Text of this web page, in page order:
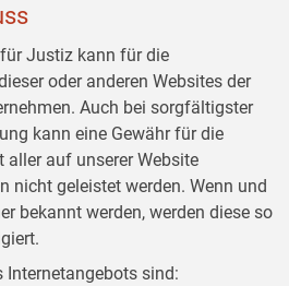
Justiz kann für die
oder anderen Websites der
Auch bei sorgfältigster
kann eine Gewähr für die
auf unserer Website
nicht geleistet werden. Wenn und
bekannt werden, werden diese so
Internetangebots sind: